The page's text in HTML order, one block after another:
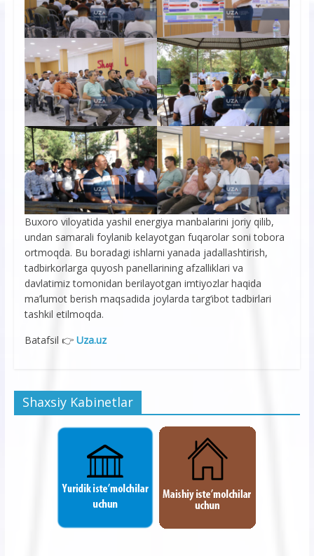
Buxoro viloyatida yashil energiya manbalarini joriy qilib,
undan samarali foylanib kelayotgan fuqarolar soni tobora
ortmoqda. Bu boradagi ishlarni yanada jadallashtirish,
tadbirkorlarga quyosh panellarining afzalliklari va
davlatimiz tomonidan berilayotgan imtiyozlar haqida
ma’lumot berish maqsadida joylarda targ‘ibot tadbirlari
tashkil etilmoqda.
Batafsil 👉 Uza.uz
Shaxsiy Kabinetlar